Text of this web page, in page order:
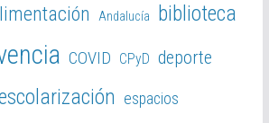
Andalucía biblioteca
COVID CPyD deporte
espacios